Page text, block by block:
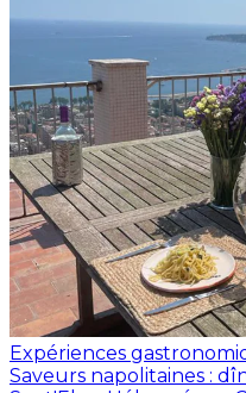
Expériences
Saveurs napolitaines :